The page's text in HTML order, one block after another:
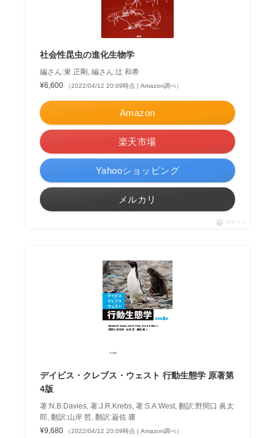
社会性昆虫の進化生物学
編さん:東 正剛, 編さん:辻 和希
¥6,600
（2022/04/12 20:09時点 | Amazon調べ）
Amazon
楽天市場
Yahooショッピング
メルカリ
ポチップ
デイビス・クレブス・ウェスト 行動生態学 原著第
4版
著:N.B.Davies, 著:J.R.Krebs, 著:S.A.West, 翻訳:野間口 眞太
郎, 翻訳:山岸 哲, 翻訳:巌佐 庸
¥9,680
（2022/04/12 20:09時点 | Amazon調べ）